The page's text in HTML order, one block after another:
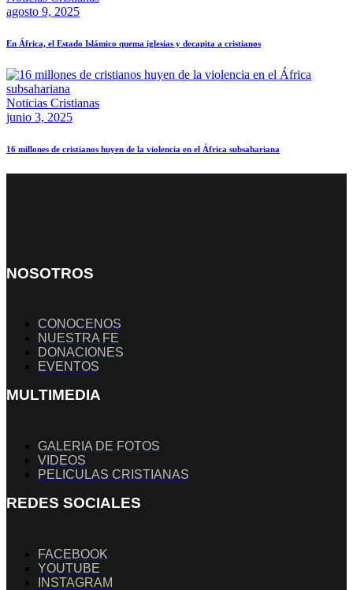
agosto 9, 2025
En África, el Estado Islámico quema iglesias y decapita a cristianos
Noticias Cristianas
junio 3, 2025
16 millones de cristianos huyen de la violencia en el África subsahariana
NOSOTROS
CONOCENOS
NUESTRA FE
DONACIONES
EVENTOS
MULTIMEDIA
GALERIA DE FOTOS
VIDEOS
PELICULAS CRISTIANAS
REDES SOCIALES
FACEBOOK
YOUTUBE
INSTAGRAM